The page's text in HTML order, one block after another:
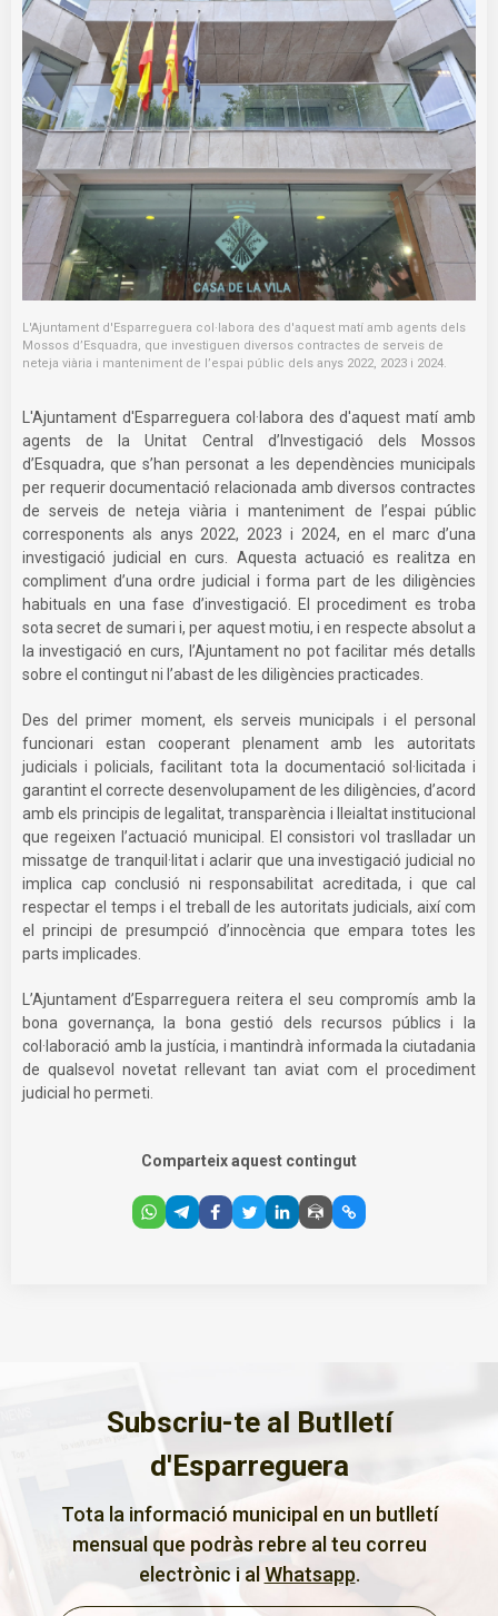
L'Ajuntament d'Esparreguera col·labora des d'aquest matí amb agents dels
Mossos d’Esquadra, que investiguen diversos contractes de serveis de
neteja viària i manteniment de l’espai públic dels anys 2022, 2023 i 2024.
L'Ajuntament d'Esparreguera col·labora des d'aquest matí amb
agents de la Unitat Central d’Investigació dels Mossos
d’Esquadra, que s’han personat a les dependències municipals
per requerir documentació relacionada amb diversos contractes
de serveis de neteja viària i manteniment de l’espai públic
corresponents als anys 2022, 2023 i 2024, en el marc d’una
investigació judicial en curs. Aquesta actuació es realitza en
compliment d’una ordre judicial i forma part de les diligències
habituals en una fase d’investigació. El procediment es troba
sota secret de sumari i, per aquest motiu, i en respecte absolut a
la investigació en curs, l’Ajuntament no pot facilitar més detalls
sobre el contingut ni l’abast de les diligències practicades.
Des del primer moment, els serveis municipals i el personal
funcionari estan cooperant plenament amb les autoritats
judicials i policials, facilitant tota la documentació sol·licitada i
garantint el correcte desenvolupament de les diligències, d’acord
amb els principis de legalitat, transparència i lleialtat institucional
que regeixen l’actuació municipal. El consistori vol traslladar un
missatge de tranquil·litat i aclarir que una investigació judicial no
implica cap conclusió ni responsabilitat acreditada, i que cal
respectar el temps i el treball de les autoritats judicials, així com
el principi de presumpció d’innocència que empara totes les
parts implicades.
L’Ajuntament d’Esparreguera reitera el seu compromís amb la
bona governança, la bona gestió dels recursos públics i la
col·laboració amb la justícia, i mantindrà informada la ciutadania
de qualsevol novetat rellevant tan aviat com el procediment
judicial ho permeti.
Comparteix aquest contingut
Subscriu-te al Butlletí
d'Esparreguera
Tota la informació municipal en un butlletí
mensual que podràs rebre al teu correu
electrònic i alWhatsapp.